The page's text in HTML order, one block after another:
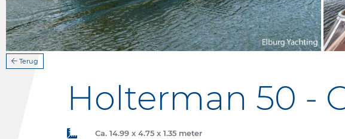
Terug
Holterman 50 -
Ca. 14.99 x 4.75 x 1.35 meter